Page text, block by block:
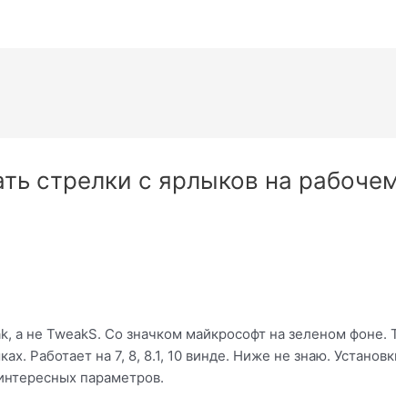
стрелки с ярлыков на
а не TweakS. Со значком майкрософт на зеленом фоне.
Работает на 7, 8, 8.1, 10 винде. Ниже не знаю.
параметров.